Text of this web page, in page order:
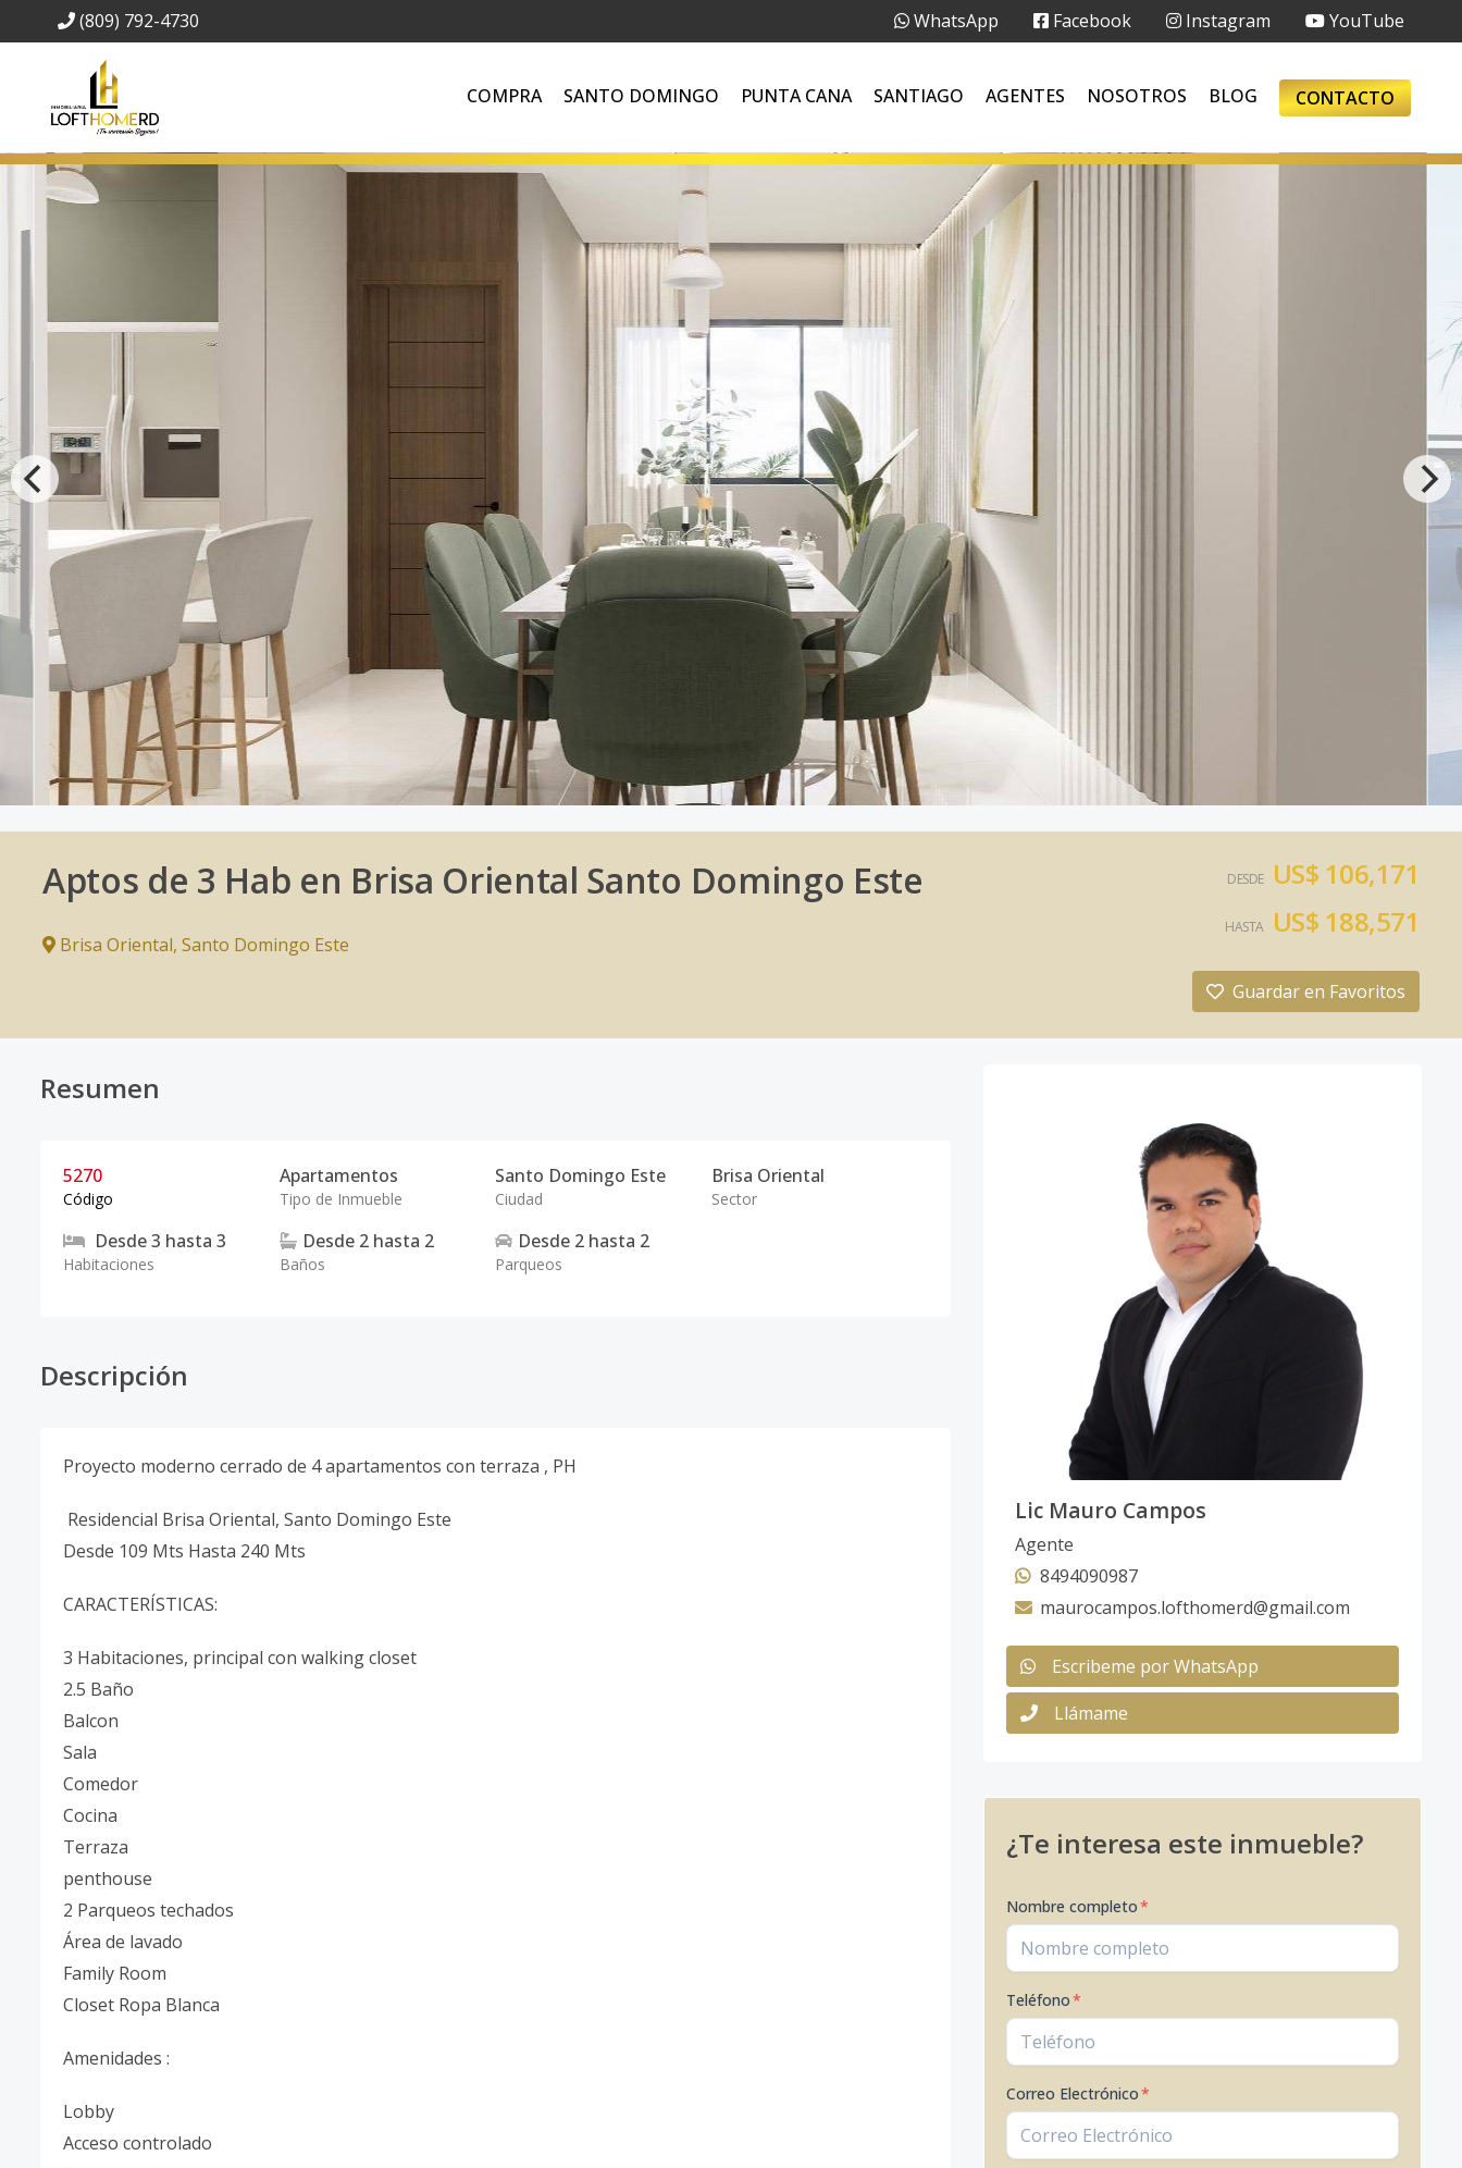
(809) 792-4730 WhatsApp Facebook Instagram YouTube
COMPRA SANTO DOMINGO PUNTA CANA SANTIAGO AGENTES NOSOTROS BLOG CONTACTO
Aptos de 3 Hab en Brisa Oriental Santo Domingo Este
Brisa Oriental, Santo Domingo Este
DESDE US$ 106,171
HASTA US$ 188,571
Guardar en Favoritos
Resumen
5270
Código
Apartamentos
Tipo de Inmueble
Santo Domingo Este
Ciudad
Brisa Oriental
Sector
Desde3 hasta 3
Habitaciones
Desde 2hasta 2
Baños
Desde 2 hasta 2
Parqueos
Descripción
Proyecto moderno cerrado de 4 apartamentos con terraza , PH
Residencial Brisa Oriental, Santo Domingo Este
Desde 109 Mts Hasta 240 Mts
CARACTERÍSTICAS:
3 Habitaciones, principal con walking closet
2.5 Baño
Balcon
Sala
Comedor
Cocina
Terraza
penthouse
2 Parqueos techados
Área de lavado
Family Room
Closet Ropa Blanca
Amenidades :
Lobby
Acceso controlado
Lic Mauro Campos
Agente
8494090987
maurocampos.lofthomerd@gmail.com
Escribeme por WhatsApp
Llámame
¿Te interesa este inmueble?
Nombre completo*
Teléfono*
Correo Electrónico*